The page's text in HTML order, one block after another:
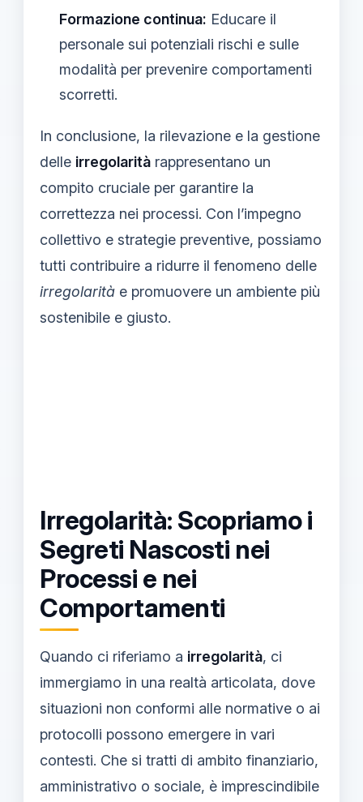
Formazione continua: Educare il
personale sui potenziali rischi e sulle
modalità per prevenire comportamenti
scorretti.
In conclusione, la rilevazione e la gestione
delle irregolarità rappresentano un
compito cruciale per garantire la
correttezza nei processi. Con l’impegno
collettivo e strategie preventive, possiamo
tutti contribuire a ridurre il fenomeno delle
irregolarità e promuovere un ambiente più
sostenibile e giusto.
Irregolarità: Scopriamo i
Segreti Nascosti nei
Processi e nei
Comportamenti
Quando ci riferiamo a irregolarità, ci
immergiamo in una realtà articolata, dove
situazioni non conformi alle normative o ai
protocolli possono emergere in vari
contesti. Che si tratti di ambito finanziario,
amministrativo o sociale, è imprescindibile